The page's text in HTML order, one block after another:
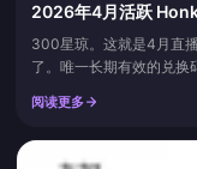
2026年4月活跃
300星琼。这就是4月直
了。唯一长期有效的兑换
100星琼，在直播后24至
或涵盖20...
阅读更多